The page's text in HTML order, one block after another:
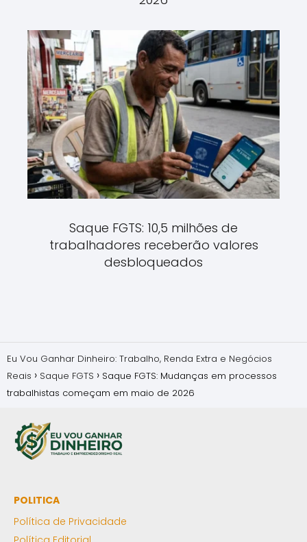
Saque FGTS: 10,5 milhões de
trabalhadores receberão valores
desbloqueados
Eu Vou Ganhar Dinheiro: Trabalho, Renda Extra e Negócios
Reais
Saque FGTS
Saque FGTS: Mudanças em processos
trabalhistas começam em maio de 2026
POLITICA
Política de Privacidade